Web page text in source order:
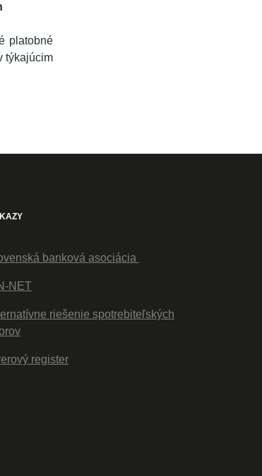
platobné
týkajúcim
banková asociácia
NET
riešenie spotrebiteľských
register